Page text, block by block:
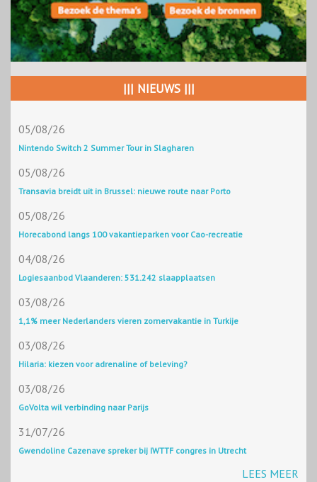
||| NIEUWS |||
05/08/26
Nintendo Switch 2 Summer Tour in Slagharen
05/08/26
Transavia breidt uit in Brussel: nieuwe route naar Porto
05/08/26
Horecabond langs 100 vakantieparken voor Cao-recreatie
04/08/26
Logiesaanbod Vlaanderen: 531.242 slaapplaatsen
03/08/26
1,1% meer Nederlanders vieren zomervakantie in Turkije
03/08/26
Hilaria: kiezen voor adrenaline of beleving?
03/08/26
GoVolta wil verbinding naar Parijs
31/07/26
Gwendoline Cazenave spreker bij IWTTF congres in Utrecht
LEES MEER